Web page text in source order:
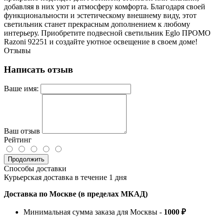
добавляя в них уют и атмосферу комфорта. Благодаря своей
функциональности и эстетическому внешнему виду, этот
светильник станет прекрасным дополнением к любому
интерьеру. Приобретите подвесной светильник Eglo ПРОМО
Razoni 92251 и создайте уютное освещение в своем доме!
Отзывы
Написать отзыв
Ваше имя:
Ваш отзыв
Рейтинг
Продолжить
Способы доставки
Курьерская доставка в течение 1 дня
Доставка по Москве (в пределах МКАД)
Минимальная сумма заказа для Москвы - 1000 ₽